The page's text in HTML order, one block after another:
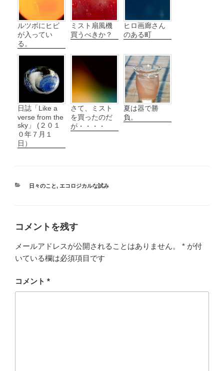
ルツボにヒビ
が入ってい
る。
ミスト扇風機
買うべきか？
ヒロ画廊さん
のある町
日誌「Like a
verse from the
sky」 (２０１
０年７月１
日）
さて、ミスト
を買ったのだ
が・・・・
夏は器で勝
負。
カ
日々のこと, エコロジカルな試み
コメントを残す
メールアドレスが公開されることはありません。 * が付
いている欄は必須項目です
コメント *